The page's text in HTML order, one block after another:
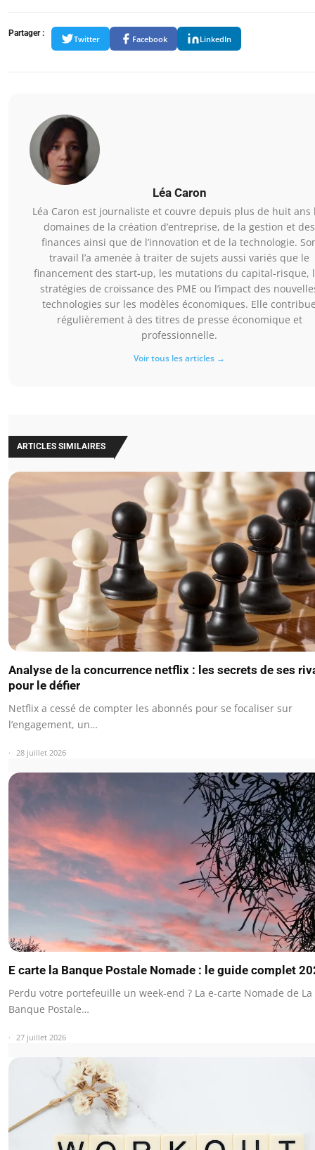
Partager :
Twitter Facebook LinkedIn
Léa Caron
Léa Caron est journaliste et couvre depuis plus de huit ans
domaines de la création d’entreprise, de la gestion et des
finances ainsi que de l’innovation et de la technologie.
travail l’a amenée à traiter de sujets aussi variés que le
financement des start-up, les mutations du capital-risque,
stratégies de croissance des PME ou l’impact des
technologies sur les modèles économiques. Elle
régulièrement à des titres de presse économique et
professionnelle.
Voir tous les articles →
ARTICLES SIMILAIRES
Analyse de la concurrence netflix : les secrets de ses
pour le défier
Netflix a cessé de compter les abonnés pour se focaliser sur
l’engagement, un…
28 juillet 2026
E carte la Banque Postale Nomade : le guide complet
Perdu votre portefeuille un week-end ? La e-carte Nomade de La
Banque Postale…
27 juillet 2026